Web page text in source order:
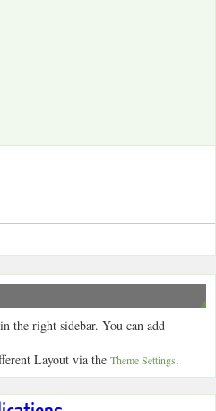
the right sidebar. You can add
Layout via the Theme Settings.